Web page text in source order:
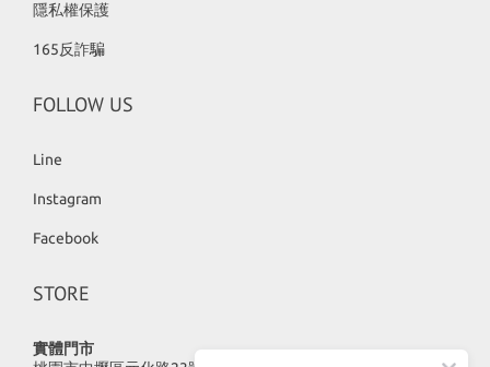
隱私權保護
165反詐騙
FOLLOW US
Line
Instagram
Facebook
STORE
實體門市